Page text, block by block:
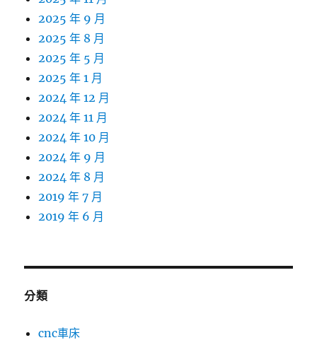
2025 年 9 月
2025 年 8 月
2025 年 5 月
2025 年 1 月
2024 年 12 月
2024 年 11 月
2024 年 10 月
2024 年 9 月
2024 年 8 月
2019 年 7 月
2019 年 6 月
分類
cnc車床